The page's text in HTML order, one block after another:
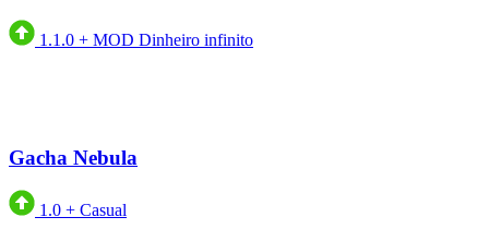
1.1.0 + MOD Dinheiro infinito
Gacha Nebula
1.0 + Casual